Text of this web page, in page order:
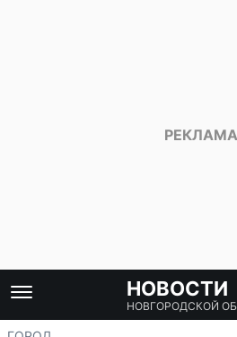
НОВОСТИ
НОВГОРОДСКОЙ